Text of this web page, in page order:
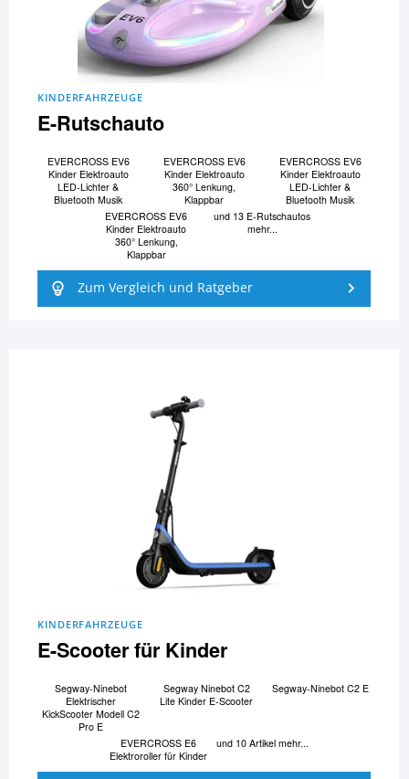
KINDERFAHRZEUGE
E-Rutschauto
EVERCROSS EV6
Kinder Elektroauto
LED-Lichter &
Bluetooth Musik
EVERCROSS EV6
Kinder Elektroauto
360° Lenkung,
Klappbar
EVERCROSS EV6
Kinder Elektroauto
LED-Lichter &
Bluetooth Musik
EVERCROSS EV6
Kinder Elektroauto
360° Lenkung,
Klappbar
und 13 E-Rutschautos
mehr...
Zum Vergleich und Ratgeber
KINDERFAHRZEUGE
E-Scooter für Kinder
Segway-Ninebot
Elektrischer
KickScooter Modell C2
Pro E
Segway Ninebot C2
Lite Kinder E-Scooter
Segway-Ninebot C2 E
EVERCROSS E6
Elektroroller für Kinder
und 10 Artikel mehr...